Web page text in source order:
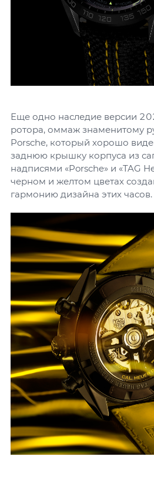
Еще одно наследие версии
ротора, оммаж знаменитому
Porsche, который хорошо
заднюю крышку корпуса из
надписями «Porsche» и «TAG
черном и желтом цветах
гармонию дизайна этих часов.